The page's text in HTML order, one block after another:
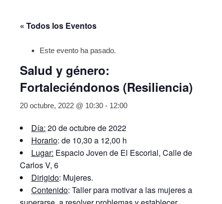
« Todos los Eventos
Este evento ha pasado.
Salud y género:
Fortaleciéndonos (Resiliencia)
20 octubre, 2022 @ 10:30 - 12:00
Día: 20 de octubre de 2022
Horario: de 10,30 a 12,00 h
Lugar: Espacio Joven de El Escorial, Calle de
Carlos V, 6
Dirigido: Mujeres.
Contenido: Taller para motivar a las mujeres a